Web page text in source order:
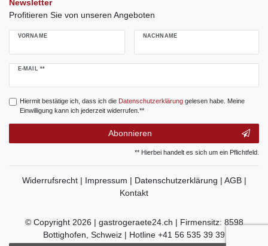
Newsletter
Profitieren Sie von unseren Angeboten
VORNAME NACHNAME
E-MAIL **
Newsletter
Hiermit bestätige ich, dass ich die Daten­schutz­erklärunggelesen habe. Meine
Einwilligung kann ich jederzeit widerrufen.**
Abonnieren
** Hierbei handelt es sich um ein Pflichtfeld.
Widerrufsrecht | Impressum | Datenschutzerklärung | AGB |
Kontakt
© Copyright 2026 | gastrogeraete24.ch | Firmensitz: 8598
Bottighofen, Schweiz | Hotline +41 56 535 39 39